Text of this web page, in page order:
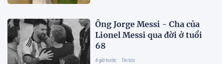
Ông Jorge Messi - Cha của
Lionel Messi qua đời ở tuổi
68
4 giờ trước Tin tức